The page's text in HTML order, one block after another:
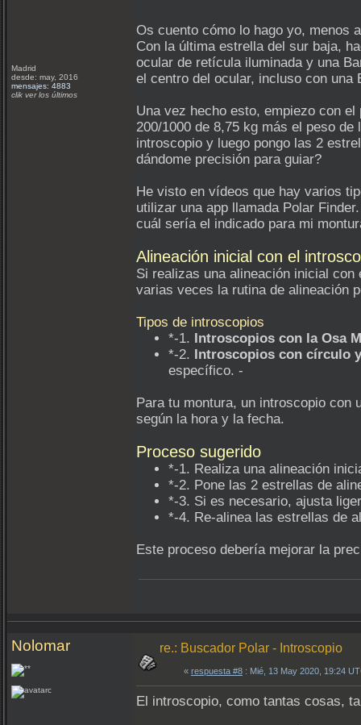
Madrid
desde: may, 2016
mensajes: 4883
clik ver los últimos
Os cuento cómo lo hago yo, menos
Con la última estrella del sur baja,
ocular de retícula iluminada y una
el centro del ocular, incluso con una
Una vez hecho esto, empiezo con
200/1000 de 8,75 kg más el peso
introscopio y luego pongo las 2
dándome precisión para guiar?
He visto en vídeos que hay varios
utilizar una app llamada Polar
cuál sería el indicado para mi
Alineación inicial con el
Si realizas una alineación inicial
varias veces la rutina de alineación
Tipos de introscopios
*-1. Introscopios con la Osa
*-2. Introscopios con círculo
específico. -
Para tu montura, un introscopio
según la hora y la fecha.
Proceso sugerido
*-1. Realiza una alineación
*-2. Pone las 2 estrellas de
*-3. Si es necesario, ajusta
*-4. Re-alinea las estrellas de
Este proceso debería mejorar la
Nolomar re.: Buscador Polar - Introscopio
« respuesta #8 : Mié, 13 May 2020, 19:24
El introscopio, como tantas cosas,